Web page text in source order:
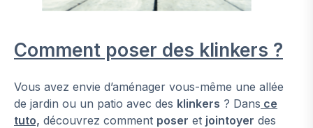
Comment poser des klinkers ?
Vous avez envie d’aménager vous-même une allée
de jardin ou un patio avec des klinkers ? Dans ce
tuto, découvrez comment poser et jointoyer des